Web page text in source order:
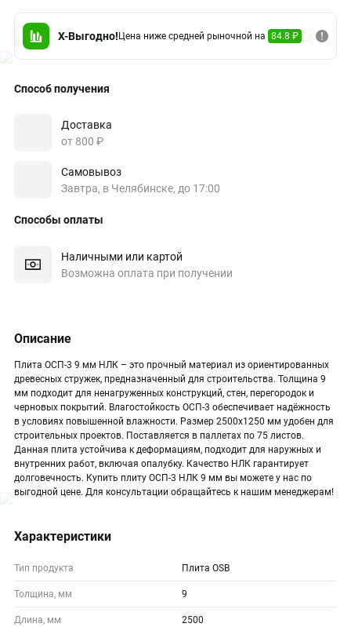
X-Выгодно! Цена ниже средней рыночной на 84.8 ₽
Способ получения
Доставка
от 800 ₽
Самовывоз
Завтра, в Челябинске, до 17:00
Способы оплаты
Наличными или картой
Возможна оплата при получении
Описание
Плита ОСП-3 9 мм НЛК – это прочный материал из ориентированных
древесных стружек, предназначенный для строительства. Толщина 9
мм подходит для ненагруженных конструкций, стен, перегородок и
черновых покрытий. Влагостойкость ОСП-3 обеспечивает надёжность
в условиях повышенной влажности. Размер 2500х1250 мм удобен для
строительных проектов. Поставляется в паллетах по 75 листов.
Данная плита устойчива к деформациям, подходит для наружных и
внутренних работ, включая опалубку. Качество НЛК гарантирует
долговечность. Купить плиту ОСП-3 НЛК 9 мм вы можете у нас по
выгодной цене. Для консультации обращайтесь к нашим менеджерам!
Характеристики
Тип продукта Плита OSB
Толщина, мм 9
Длина, мм 2500